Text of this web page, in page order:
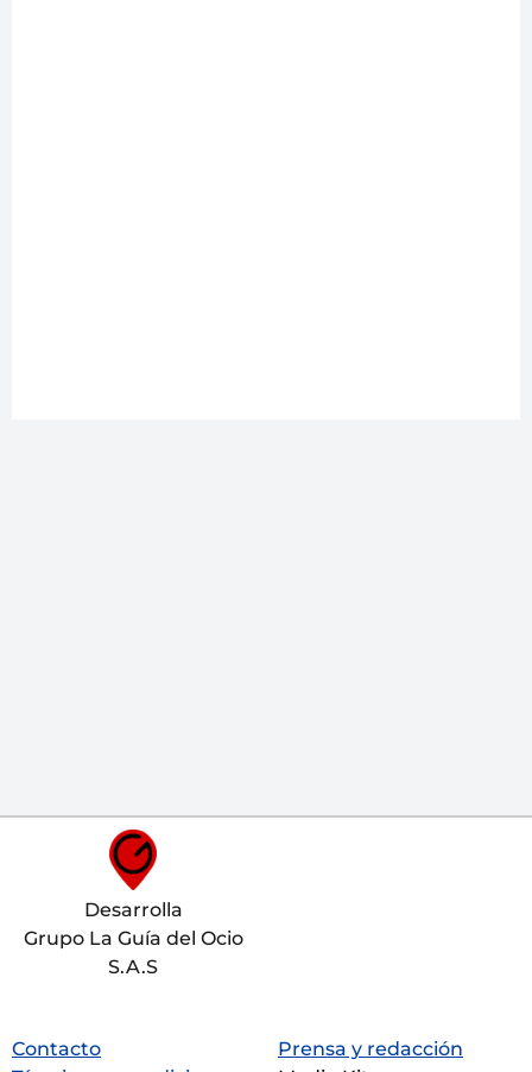
Desarrolla
Grupo La Guía del Ocio
S.A.S
Contacto
Prensa y redacción